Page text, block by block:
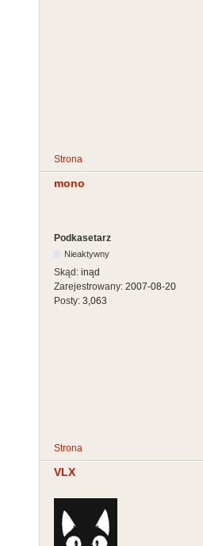
Strona
mono
Podkasetarz
Nieaktywny
Skąd: inąd
Zarejestrowany: 2007-08-20
Posty: 3,063
Strona
VLX